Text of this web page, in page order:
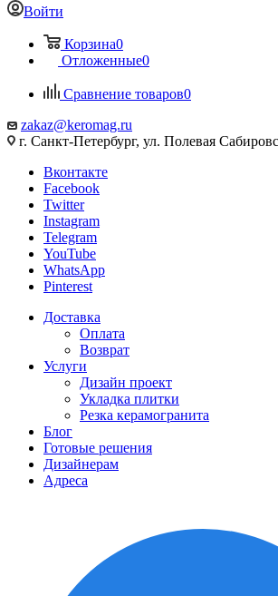
Войти
Корзина0
Отложенные0
Сравнение товаров0
zakaz@keromag.ru
г. Санкт-Петербург, ул. Полевая
Вконтакте
Facebook
Twitter
Instagram
Telegram
YouTube
WhatsApp
Pinterest
Доставка
Оплата
Возврат
Услуги
Дизайн проект
Укладка плитки
Резка керамогранита
Блог
Готовые решения
Дизайнерам
Адреса